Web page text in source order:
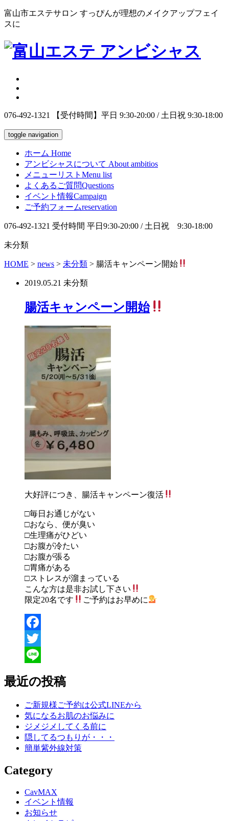
富山市エステサロン すっぴんが理想のメイクアップフェイ
スに
076-492-1321 【受付時間】平日 9:30-20:00 / 土日祝 9:30-18:00
toggle navigation
ホーム Home
アンビシャスについて About ambitios
メニューリスト Menu list
よくあるご質問Questions
イベント情報Campaign
ご予約フォームreservation
076-492-1321 受付時間 平日9:30-20:00 / 土日祝 9:30-18:00
未分類
HOME > news > 未分類 > 腸活キャンペーン開始
2019.05.21 未分類
腸活キャンペーン開始
大好評につき、腸活キャンペーン復活
□毎日お通じがない
□おなら、便が臭い
□生理痛がひどい
□お腹が冷たい
□お腹が張る
□胃痛がある
□ストレスが溜まっている
こんな方は是非お試し下さい
限定20名です
ご予約はお早めに
Facebook
Twitter
最近の投稿
ご新規様ご予約は公式LINEから
気になるお肌のお悩みに
ジメジメしてくる前に
隠してるつもりが・・・
簡単紫外線対策
Category
CavMAX
イベント情報
お知らせ